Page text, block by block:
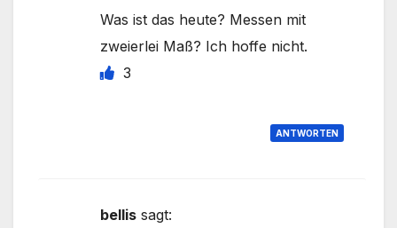
Was ist das heute? Messen mit
zweierlei Maß? Ich hoffe nicht.
3
ANTWORTEN
bellis sagt: